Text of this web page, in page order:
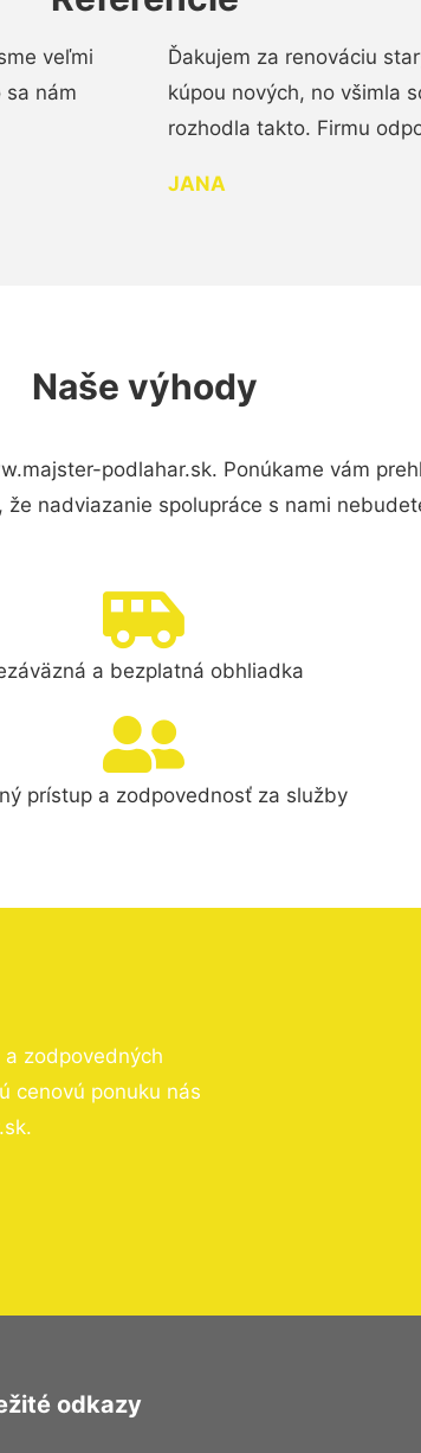
veľmi
sa nám
Ďakujem za renováciu
kúpou nových, no všimla
rozhodla takto. Firmu
JANA
Naše výhody
podlahar.sk. Ponúkame vám
že nadviazanie spolupráce s nami
a bezplatná obhliadka
prístup a zodpovednosť za služby
zodpovedných
cenovú ponuku nás
odkazy